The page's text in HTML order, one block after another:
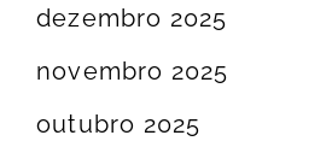
dezembro 2025
novembro 2025
outubro 2025